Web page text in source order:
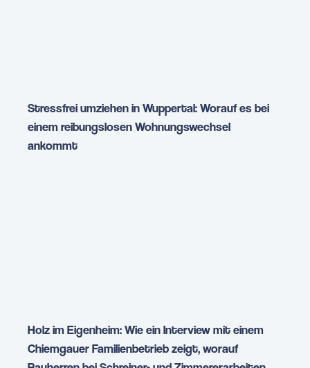
Stressfrei umziehen in Wuppertal: Worauf es bei
einem reibungslosen Wohnungswechsel
ankommt
Holz im Eigenheim: Wie ein Interview mit einem
Chiemgauer Familienbetrieb zeigt, worauf